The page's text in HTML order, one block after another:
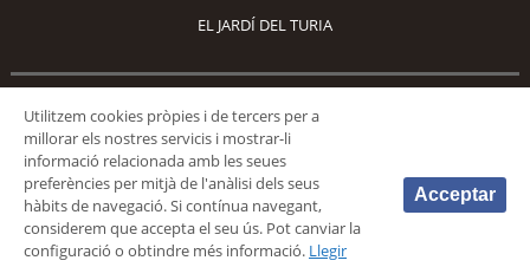
EL JARDÍ DEL TURIA
© 2026 Fundación Deportiva Municipal Valencia |AVÍS LEGAL
Utilitzem cookies pròpies i de tercers per a
millorar els nostres servicis i mostrar-li
informació relacionada amb les seues
preferències per mitjà de l'anàlisi dels seus
hàbits de navegació. Si contínua navegant,
considerem que accepta el seu ús. Pot canviar la
configuració o obtindre més informació. Llegir
Acceptar